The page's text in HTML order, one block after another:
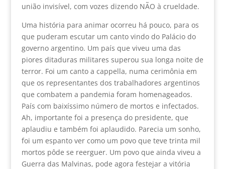
união invisível, com vozes dizendo NÃO à crueldade.
Uma história para animar ocorreu há pouco, para os
que puderam escutar um canto vindo do Palácio do
governo argentino. Um país que viveu uma das
piores ditaduras militares superou sua longa noite de
terror. Foi um canto a cappella, numa cerimônia em
que os representantes dos trabalhadores argentinos
que combatem a pandemia foram homenageados.
País com baixíssimo número de mortos e infectados.
Ah, importante foi a presença do presidente, que
aplaudiu e também foi aplaudido. Parecia um sonho,
foi um espanto ver como um povo que teve trinta mil
mortos pôde se reerguer. Um povo que ainda viveu a
Guerra das Malvinas, pode agora festejar a vitória